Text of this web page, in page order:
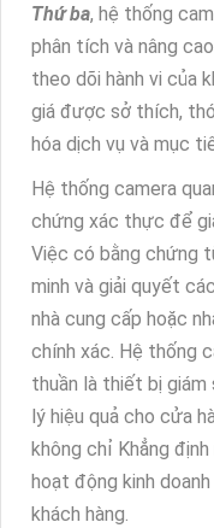
Thứ ba, hệ thống
phân tích và nâng
theo dõi hành vi của
giá được sở thích,
hóa dịch vụ và mục
Hệ thống camera
chứng xác thực để
Việc có bằng chứng
minh và giải quyết
nhà cung cấp hoặc
chính xác. Hệ thống
thuần là thiết bị
lý hiệu quả cho cửa
không chỉ Khẳng
hoạt động kinh
khách hàng.